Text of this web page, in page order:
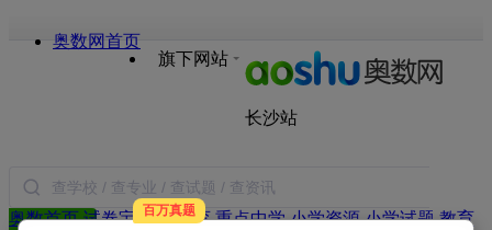
奥数网首页
旗下网站
长沙站
奥数首页 试卷宝 百万真题
本地教育 重点中学 小学资源 小学试题 教育